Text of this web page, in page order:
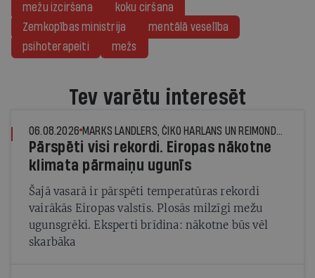
mežu izciršana
koku ciršana
Zemkopības ministrija
mentālā veselība
psihoterapeiti
mežs
Tev varētu interesēt
06.08.2026 MARKS LANDLERS, ČIKO HARLANS UN REIMONDS DŽUNS, © THE NEW YORK TIMES NEWS SERVICE
Pārspēti visi rekordi. Eiropas nākotne
klimata pārmaiņu ugunīs
Šajā vasarā ir pārspēti temperatūras rekordi
vairākās Eiropas valstīs. Plosās milzīgi mežu
ugunsgrēki. Eksperti brīdina: nākotne būs vēl
skarbāka